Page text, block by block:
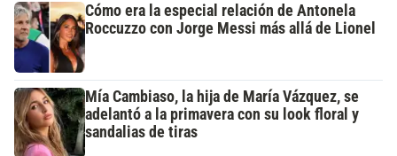
Cómo era la especial relación de Antonela
Roccuzzo con Jorge Messi más allá de Lionel
Mía Cambiaso, la hija de María Vázquez, se
adelantó a la primavera con su look floral y
sandalias de tiras